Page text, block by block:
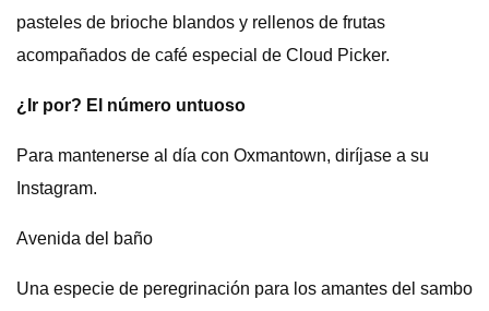
pasteles de brioche blandos y rellenos de frutas
acompañados de café especial de Cloud Picker.
¿Ir por? El número untuoso
Para mantenerse al día con Oxmantown, diríjase a su
Instagram.
Avenida del baño
Una especie de peregrinación para los amantes del sambo